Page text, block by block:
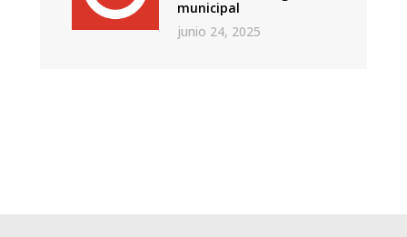
municipal
junio 24, 2025